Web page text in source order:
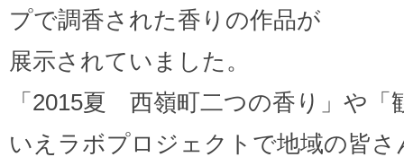
プで調香された香りの作品が
展示されていました。
「2015夏 西嶺町二つの香り」や「
いえラボプロジェクトで地域の皆